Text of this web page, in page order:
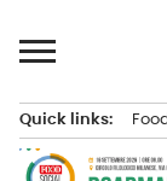
al
principale
Quick links: